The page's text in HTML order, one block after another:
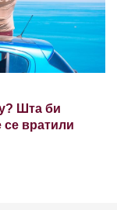
Шта би
се вратили